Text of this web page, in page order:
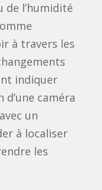
de l’humidité
à travers les
indiquer
d’une caméra
un
à localiser
les